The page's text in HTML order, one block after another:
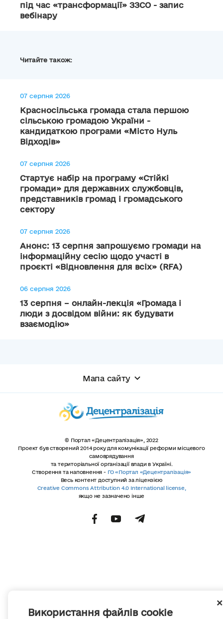
Використання файлів cookie
під час «трансформації» ЗЗСО - запис
вебінару
Читайте також:
07 серпня 2026
Красносільська громада стала першою
сільською громадою України -
кандидаткою програми «Місто Нуль
Відходів»
07 серпня 2026
Стартує набір на програму «Стійкі
громади» для державних службовців,
представників громад і громадського
сектору
07 серпня 2026
Анонс: 13 серпня запрошуємо громади на
інформаційну сесію щодо участі в
проєкті «Відновлення для всіх» (RFA)
06 серпня 2026
13 серпня – онлайн-лекція «Громада і
люди з досвідом війни: як будувати
взаємодію»
Мапа сайту
© Портал «Децентралізація», 2022
Проект був створений 2014 року для комунікації реформи місцевого
самоврядування
та територіальної організації влади в Україні.
Створення та наповнення - ГО «Портал «Децентралізація»
Весь контент доступний за ліцензією
Creative Commons Attribution 4.0 International license,
якщо не зазначено інше